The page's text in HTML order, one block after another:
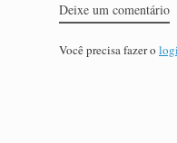
Deixe um comentário
Você precisa fazer o